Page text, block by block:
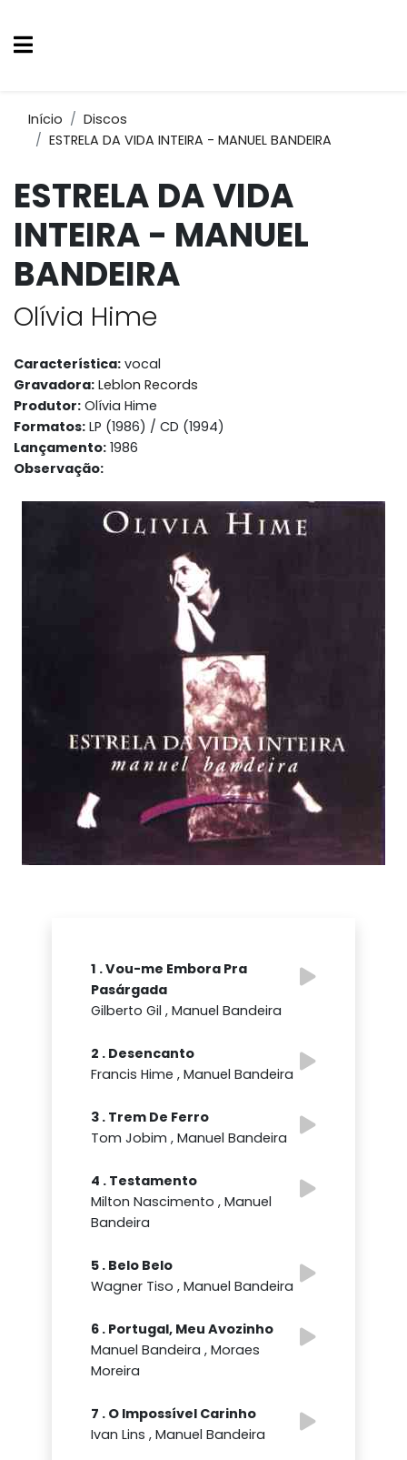
Início
Discos
ESTRELA DA VIDA INTEIRA - MANUEL BANDEIRA
ESTRELA DA VIDA
INTEIRA - MANUEL
BANDEIRA
Olívia Hime
Característica: vocal
Gravadora: Leblon Records
Produtor: Olívia Hime
Formatos: LP (1986) / CD (1994)
Lançamento: 1986
Observação:
1 . Vou-me Embora Pra
Pasárgada
Gilberto Gil , Manuel Bandeira
2 . Desencanto
Francis Hime , Manuel Bandeira
3 . Trem De Ferro
Tom Jobim , Manuel Bandeira
4 . Testamento
Milton Nascimento , Manuel
Bandeira
5 . Belo Belo
Wagner Tiso , Manuel Bandeira
6 . Portugal, Meu Avozinho
Manuel Bandeira , Moraes
Moreira
7 . O Impossível Carinho
Ivan Lins , Manuel Bandeira